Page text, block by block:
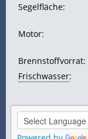
Segelfläche:
Motor:
Brennstoffvorrat:
Frischwasser: